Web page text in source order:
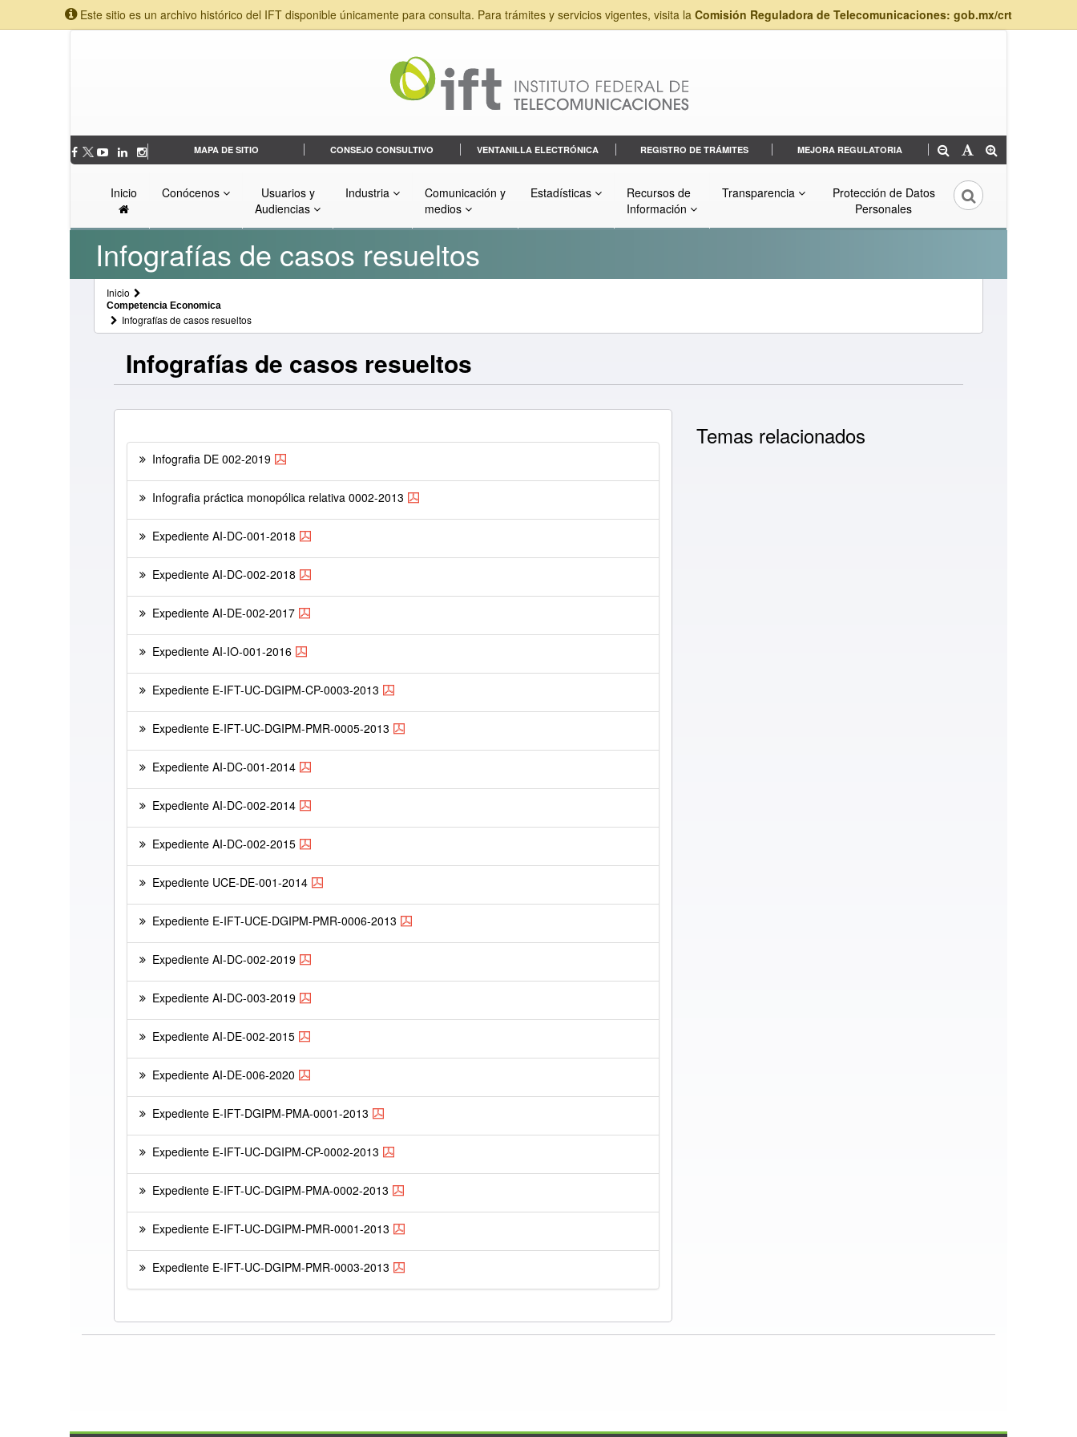
Este sitio es un archivo histórico del IFT disponible únicamente para consulta. Para trámites y servicios vigentes, visita la Comisión Reguladora de Telecomunicaciones: gob.mx/crt
MAPA DE SITIO CONSEJO CONSULTIVO VENTANILLA ELECTRÓNICA REGISTRO DE TRÁMITES MEJORA REGULATORIA
Inicio Conócenos
Usuarios y
Audiencias
Industria
Comunicación y
medios
Estadísticas
Recursos de
Información
Transparencia
Protección de Datos
Personales
Infografías de casos resueltos
Inicio
Competencia Economica
Infografías de casos resueltos
Infografías de casos resueltos
Infografia DE 002-2019
Infografia práctica monopólica relativa 0002-2013
Expediente AI-DC-001-2018
Expediente AI-DC-002-2018
Expediente AI-DE-002-2017
Expediente AI-IO-001-2016
Expediente E-IFT-UC-DGIPM-CP-0003-2013
Expediente E-IFT-UC-DGIPM-PMR-0005-2013
Expediente AI-DC-001-2014
Expediente AI-DC-002-2014
Expediente AI-DC-002-2015
Expediente UCE-DE-001-2014
Expediente E-IFT-UCE-DGIPM-PMR-0006-2013
Expediente AI-DC-002-2019
Expediente AI-DC-003-2019
Expediente AI-DE-002-2015
Expediente AI-DE-006-2020
Expediente E-IFT-DGIPM-PMA-0001-2013
Expediente E-IFT-UC-DGIPM-CP-0002-2013
Expediente E-IFT-UC-DGIPM-PMA-0002-2013
Expediente E-IFT-UC-DGIPM-PMR-0001-2013
Expediente E-IFT-UC-DGIPM-PMR-0003-2013
Temas relacionados